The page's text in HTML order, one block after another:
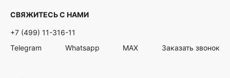
СВЯЖИТЕСЬ С НАМИ
+7 (499) 11-316-11
Telegram
Whatsapp MAX Заказать звонок